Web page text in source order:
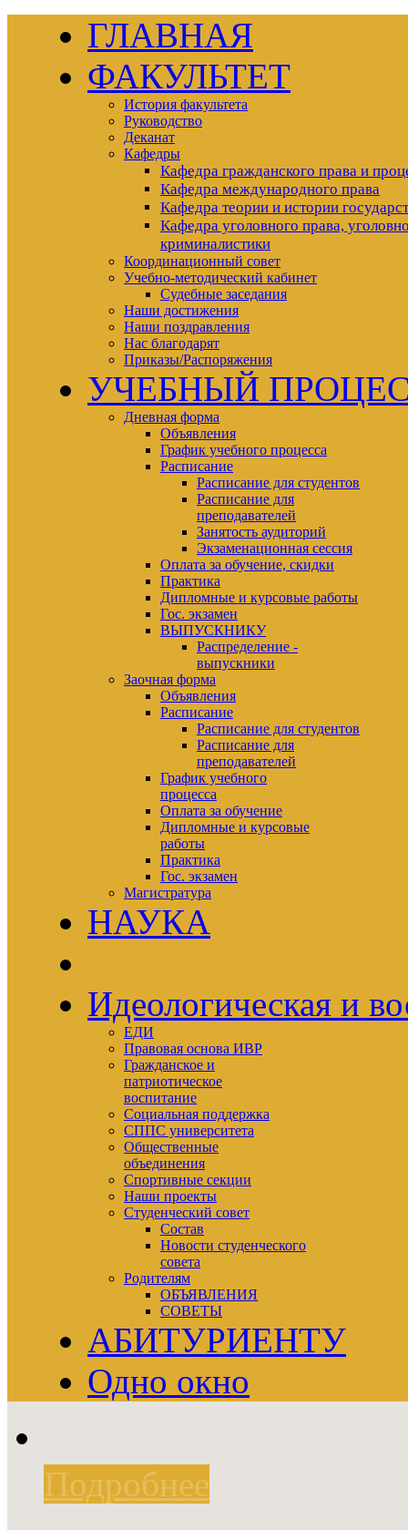
ГЛАВНАЯ
ФАКУЛЬТЕТ
История факультета
Руководство
Деканат
Кафедры
Кафедра гражданского права и
Кафедра международного права
Кафедра теории и истории
Кафедра уголовного права,
криминалистики
Координационный совет
Учебно-методический кабинет
Судебные заседания
Наши достижения
Наши поздравления
Нас благодарят
Приказы/Распоряжения
УЧЕБНЫЙ
Дневная форма
Объявления
График учебного процесса
Расписание
Расписание для студентов
Расписание для
преподавателей
Занятость аудиторий
Экзаменационная сессия
Оплата за обучение, скидки
Практика
Дипломные и курсовые работы
Гос. экзамен
ВЫПУСКНИКУ
Распределение -
выпускники
Заочная форма
Объявления
Расписание
Расписание для студентов
Расписание для
преподавателей
График учебного
процесса
Оплата за обучение
Дипломные и курсовые
работы
Практика
Гос. экзамен
Магистратура
НАУКА
Идеологическая и
ЕДИ
Правовая основа ИВР
Гражданское и
патриотическое
воспитание
Социальная поддержка
СППС университета
Общественные
объединения
Спортивные секции
Наши проекты
Студенческий совет
Состав
Новости студенческого
совета
Родителям
ОБЪЯВЛЕНИЯ
СОВЕТЫ
АБИТУРИЕНТУ
Одно окно
Подробнее